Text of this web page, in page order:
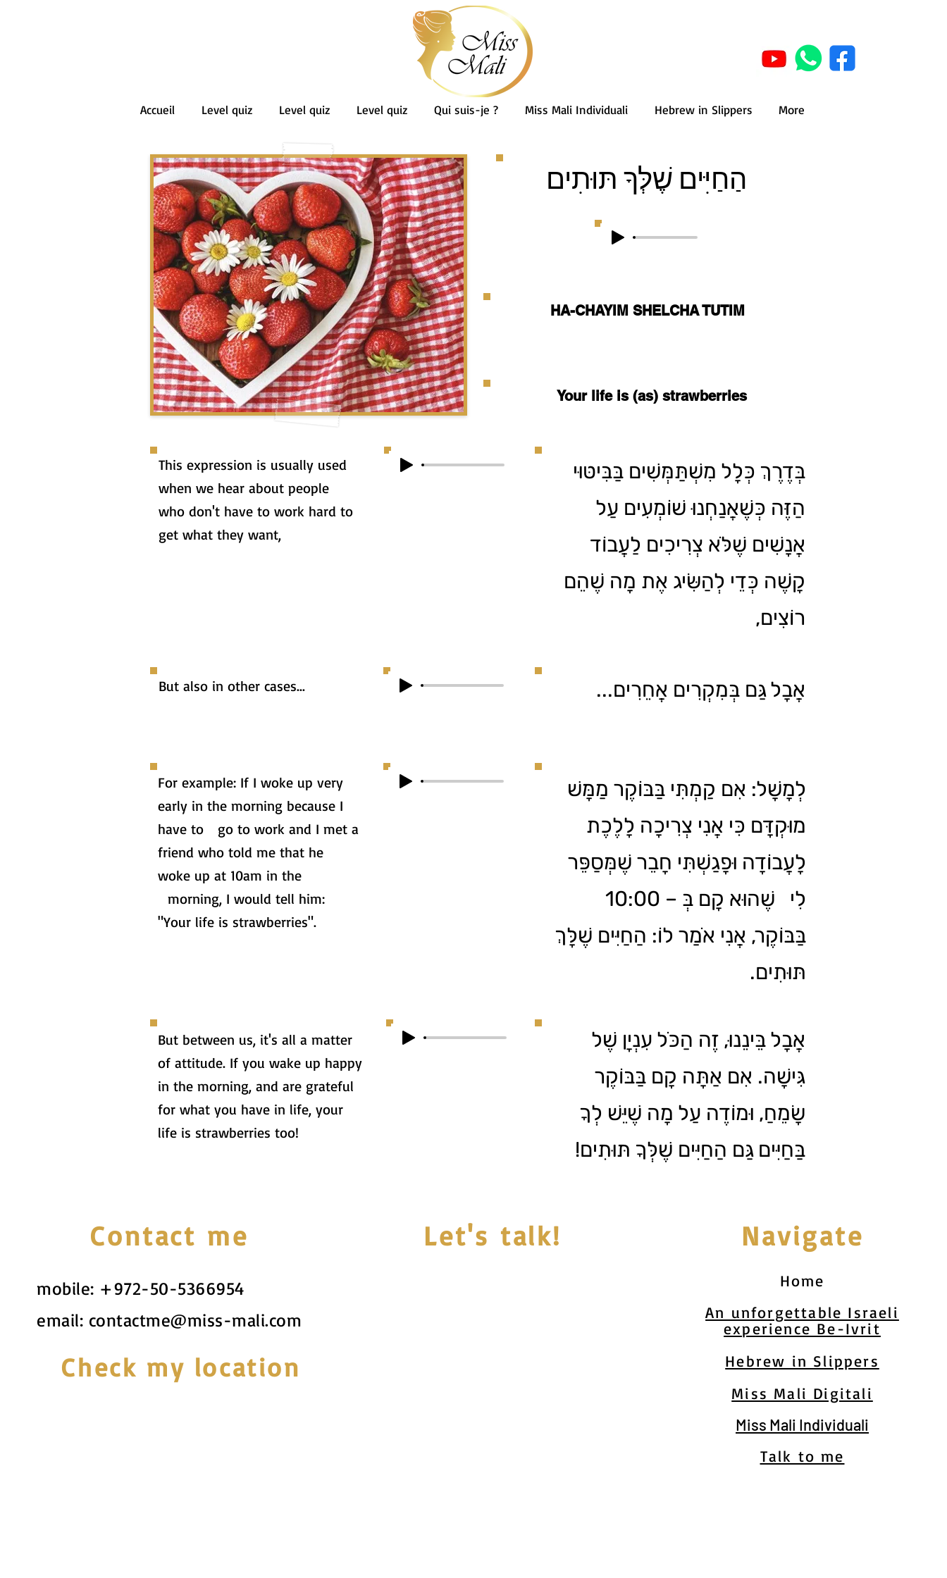
Accueil Level quiz Level quiz Level quiz Qui suis-je ? Miss Mali Individuali Hebrew in Slippers More
הַחַיִּים שֶׁלְּךָ תּוּתִים
HA-CHAYIM SHELCHA TUTIM
Your life is (as) strawberries
This expression is usually used
when we hear about people
who don't have to work hard to
get what they want,
בְּדֶרֶךְ כְּלָל מִשְׁתַּמְּשִׁים בַּבִּיטּוּי
הַזֶּה כְּשֶׁאֲנַחְנוּ שׁוֹמְעִים עַל
אֲנָשִׁים שֶׁלֹּא צְרִיכִים לַעֲבוֹד
קָשֶׁה כְּדֵי לְהַשִּׂיג אֶת מָה שֶׁהֵם
רוֹצִים,
But also in other cases... אֲבָל גַּם בְּמִקְרִים אֲחֵרִים...
For example: If I woke up very
early in the morning because I
have to go to work and I met a
friend who told me that he
woke up at 10am in the
morning, I would tell him:
"Your life is strawberries".
לְמָשָׁל: אִם קַמְתִּי בַּבּוֹקֶר מַמָּשׁ
מוּקְדָּם כִּי אֲנִי צְרִיכָה לָלֶכֶת
לָעֲבוֹדָה וּפָגַשְׁתִּי חָבֵר שֶׁמְּסַפֵּר
לִי שֶׁהוּא קָם בְּ – 10:00
בַּבּוֹקֶר, אֲנִי אֹמַר לוֹ: הַחַיִּים שֶׁלָּךְ
תּוּתִים.
But between us, it's all a matter
of attitude. If you wake up happy
in the morning, and are grateful
for what you have in life, your
life is strawberries too!
אֲבָל בֵּינֵנוּ, זֶה הַכֹּל עִנְיָן שֶׁל
גִּישָׁה. אִם אַתָּה קָם בַּבּוֹקֶר
שָׂמֵחַ, וּמוֹדֶה עַל מָה שֶׁיֵּשׁ לְךָ
בַּחַיִּים גַּם הַחַיִּים שֶׁלְּךָ תּוּתִים!
Contact me
mobile: +972-50-5366954
email: contactme@miss-mali.com
Check my location
Let's talk! Navigate
Home
An unforgettable Israeli
experience Be-Ivrit
Hebrew in Slippers
Miss Mali Digitali
Miss Mali Individuali
Talk to me